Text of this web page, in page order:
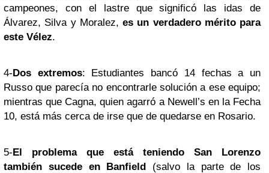
campeones, con el lastre que significó las idas de
Álvarez, Silva y Moralez, es un verdadero mérito para
este Vélez.
4-Dos extremos: Estudiantes bancó 14 fechas a un
Russo que parecía no encontrarle solución a ese equipo;
mientras que Cagna, quien agarró a Newell’s en la Fecha
10, está más cerca de irse que de quedarse en Rosario.
5-El problema que está teniendo San Lorenzo
también sucede en Banfield (salvo la parte de los